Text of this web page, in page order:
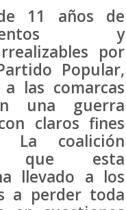
11 años de
y
por
Popular,
las comarcas
una guerra
claros fines
La coalición
que esta
llevado a los
a perder toda